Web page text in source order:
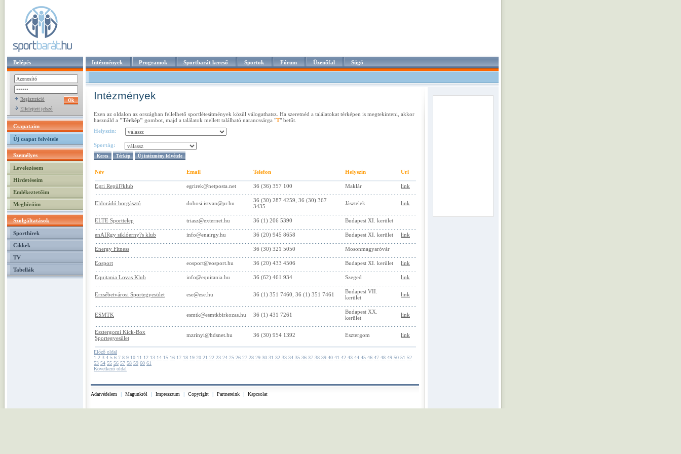
Belépés
Regisztráció
Elfelejtett jelszó
Csapataim
Új csapat felvétele
Személyes
Levelezésem
Hirdetéseim
Emlékeztetőim
Meghívóim
Szolgáltatások
Sporthírek
Cikkek
TV
Tabellák
Intézmények Programok Sportbarát kereső Sportok Fórum Üzenőfal Súgó
Intézmények
Ezen az oldalon az országban fellelhető sportlétesítmények közül válogathatsz. Ha szeretnéd a találatokat térképen is megtekinteni, akkor
használd a "Térkép" gombot, majd a találatok mellett található narancssárga "T" betűt.
Helyszín:
Sportág:
Név Email Telefon Helyszín Url
Egri Repül?klub egrirek@netposta.net 36 (36) 357 100 Maklár link
Eldorádó horgásztó dobosi.istvan@pr.hu
36 (30) 287 4259, 36 (30) 367
3435
Jásztelek link
ELTE Sporttelep triasz@externet.hu 36 (1) 206 5390 Budapest XI. kerület
enAIRgy siklóerny?s klub info@enairgy.hu 36 (20) 945 8658 Budapest XI. kerület link
Energy Fitness 36 (30) 321 5050 Mosonmagyaróvár
Eosport eosport@eosport.hu 36 (20) 433 4506 Budapest XI. kerület link
Equitania Lovas Klub info@equitania.hu 36 (62) 461 934 Szeged link
Erzsébetvárosi Sportegyesület ese@ese.hu 36 (1) 351 7460, 36 (1) 351 7461
Budapest VII.
kerület
link
ESMTK esmtk@esmtkbirkozas.hu 36 (1) 431 7261
Budapest XX.
kerület
link
Esztergomi Kick-Box
Sportegyesület
mzrinyi@hdsnet.hu 36 (30) 954 1392 Esztergom link
Előző oldal
1 2 3 4 5 6 7 8 9 10 11 12 13 14 15 16 17 18 19 20 21 22 23 24 25 26 27 28 29 30 31 32 33 34 35 36 37 38 39 40 41 42 43 44 45 46 47 48 49 50 51 52
53 54 55 56 57 58 59 60 61
Következő oldal
Adatvédelem | Magunkról | Impresszum | Copyright | Partnereink | Kapcsolat